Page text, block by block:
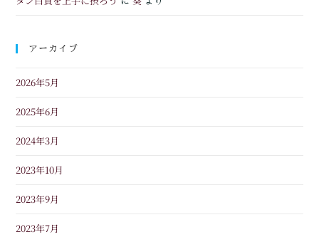
アーカイブ
2026年5月
2025年6月
2024年3月
2023年10月
2023年9月
2023年7月